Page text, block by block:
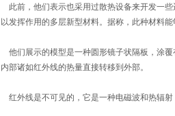
此前，他们表示也采用过散热设备来开发一
以发挥作用的多层新型材料。据称，此种材料
他们展示的模型是一种圆形镜子状隔板，涂
内部诸如红外线的热量直接转移到外部。
红外线是不可见的，它是一种电磁波和热辐射